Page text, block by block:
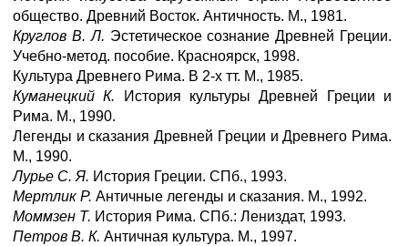
общество. Древний Восток. Античность. М., 1981.
Круглов В. Л. Эстетическое сознание Древней Греции.
Учебно-метод. пособие. Красноярск, 1998.
Культура Древнего Рима. В 2-х тт. М., 1985.
Куманецкий К.
История культуры Древней Греции и
Рима. М., 1990.
Легенды и сказания Древней Греции и Древнего Рима.
М., 1990.
Лурье С. Я. История Греции. СПб., 1993.
Мертлик Р. Античные легенды и сказания. М., 1992.
Моммзен Т. История Рима. СПб.: Лениздат, 1993.
Петров В. К. Античная культура. М., 1997.